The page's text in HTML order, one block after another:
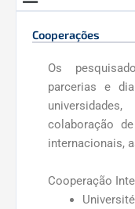
Cooperações
Os
parcerias e
colaboração
internacionais,
Cooperação